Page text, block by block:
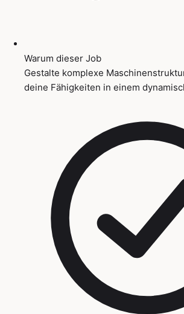
Warum dieser Job
Gestalte komplexe
deine Fähigkeiten in einem